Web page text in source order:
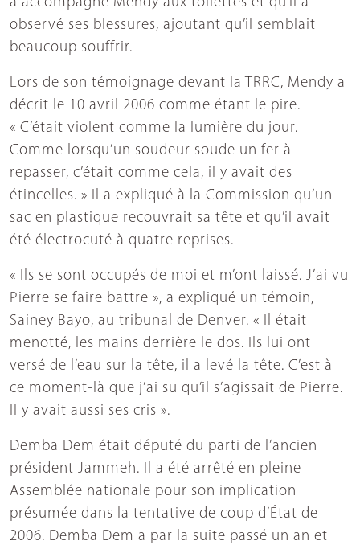
observé ses blessures, ajoutant qu’il semblait
beaucoup souffrir.
Lors de son témoignage devant la TRRC, Mendy a
décrit le 10 avril 2006 comme étant le pire.
« C’était violent comme la lumière du jour.
Comme lorsqu’un soudeur soude un fer à
repasser, c’était comme cela, il y avait des
étincelles. » Il a expliqué à la Commission qu’un
sac en plastique recouvrait sa tête et qu’il avait
été électrocuté à quatre reprises.
« Ils se sont occupés de moi et m’ont laissé. J’ai vu
Pierre se faire battre », a expliqué un témoin,
Sainey Bayo, au tribunal de Denver. « Il était
menotté, les mains derrière le dos. Ils lui ont
versé de l’eau sur la tête, il a levé la tête. C’est à
ce moment-là que j’ai su qu’il s’agissait de Pierre.
Il y avait aussi ses cris ».
Demba Dem était député du parti de l’ancien
président Jammeh. Il a été arrêté en pleine
Assemblée nationale pour son implication
présumée dans la tentative de coup d’État de
2006. Demba Dem a par la suite passé un an et